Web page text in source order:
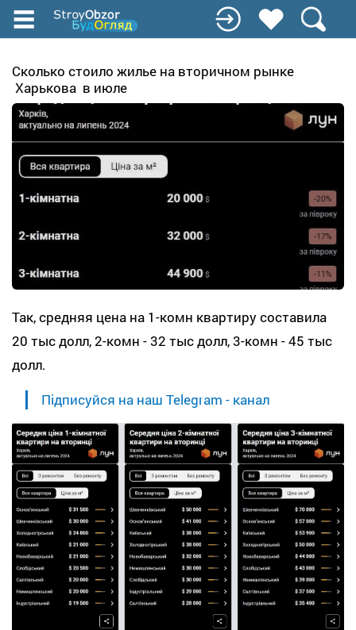
Перейти
содержанию
Сколько стоило жилье на вторичном рынке
Харькова в июле
Так, средняя цена на 1-комн квартиру составила
20 тыс долл, 2-комн - 32 тыс долл, 3-комн - 45 тыс
долл.
Підписуйся на наш Telegram - канал